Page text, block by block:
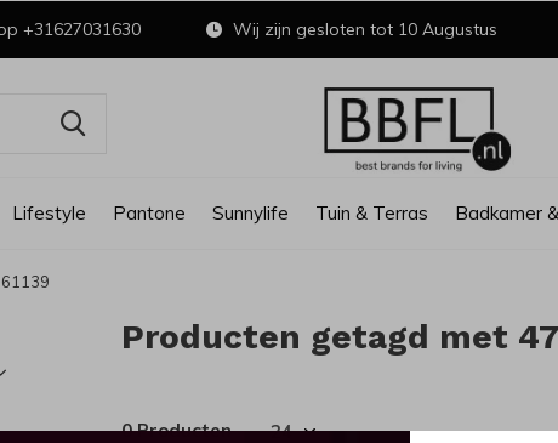
Lifestyle Pantone Sunnylife Tuin & Terras Badkamer
+31627031630 Wij zijn gesloten tot 10 Augustus
Producten getagd met
0 Producten